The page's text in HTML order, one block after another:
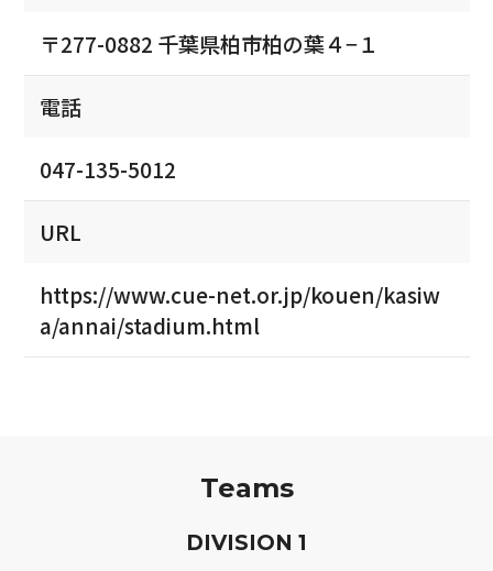
〒277-0882 千葉県柏市柏の葉４−１
電話
047-135-5012
URL
https://www.cue-net.or.jp/kouen/kasiw
a/annai/stadium.html
Teams
DIVISION 1